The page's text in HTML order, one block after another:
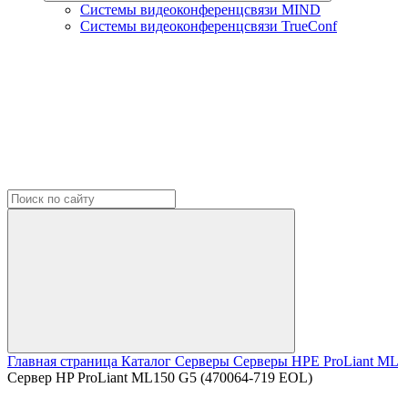
Системы видеоконференцсвязи MIND
Системы видеоконференцсвязи TrueConf
Главная страница Каталог Серверы Серверы HPE ProLiant ML
Сервер HP ProLiant ML150 G5 (470064-719 EOL)